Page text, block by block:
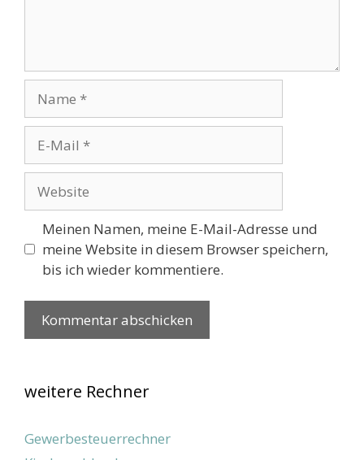
Mail
Meinen Namen, meine E-Mail-Adresse und
meine Website in diesem Browser speichern,
bis ich wieder kommentiere.
weitere Rechner
Gewerbesteuerrechner